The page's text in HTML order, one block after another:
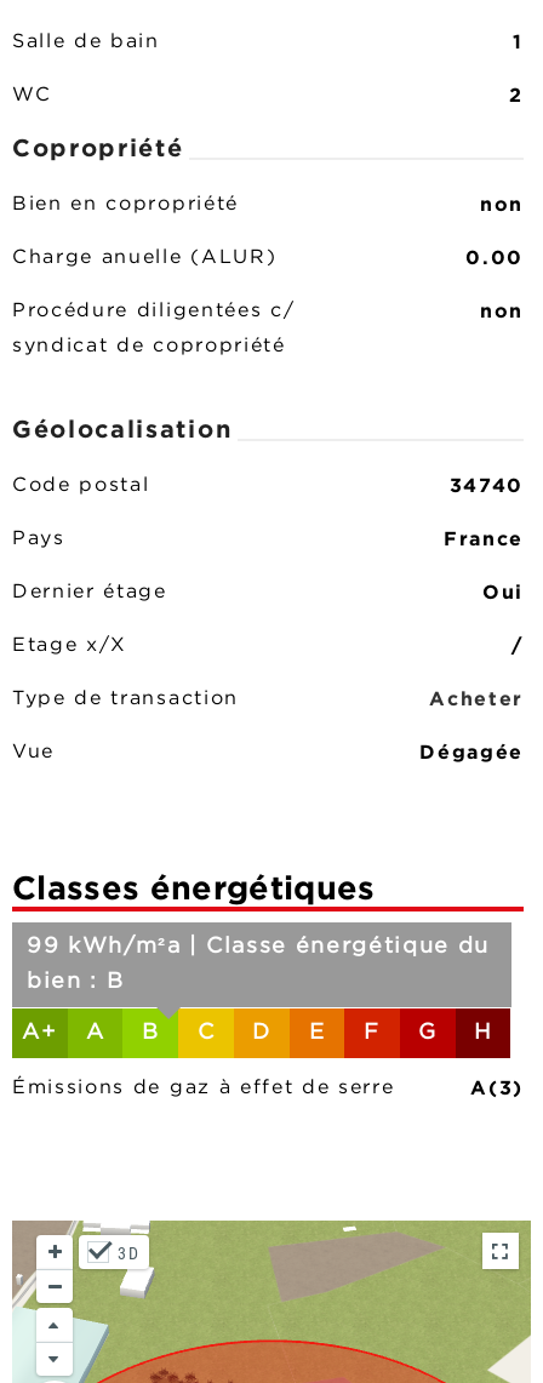
Salle de bain 1
WC 2
Copropriété
Bien en copropriété non
Charge anuelle (ALUR) 0.00
Procédure diligentées c/
syndicat de copropriété
non
Géolocalisation
Code postal 34740
Pays France
Dernier étage Oui
Etage x/X /
Type de transaction Acheter
Vue Dégagée
Classes énergétiques
A+ A
99 kWh/m²a | Classe énergétique du
bien : B
B C D E F G H
Émissions de gaz à effet de serre A(3)
3D